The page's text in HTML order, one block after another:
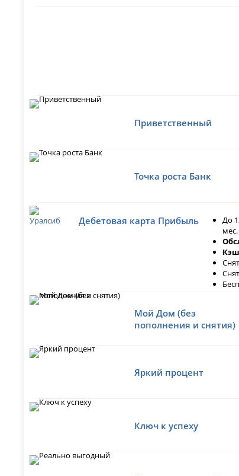
Приветственный
Точка роста Банк
Дебетовая карта Прибыль
До
мес.
Мой Дом (без
пополнения и снятия)
Яркий процент
Ключ к успеху